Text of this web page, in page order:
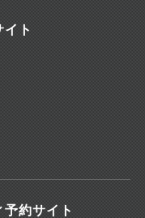
イト
予約サイト